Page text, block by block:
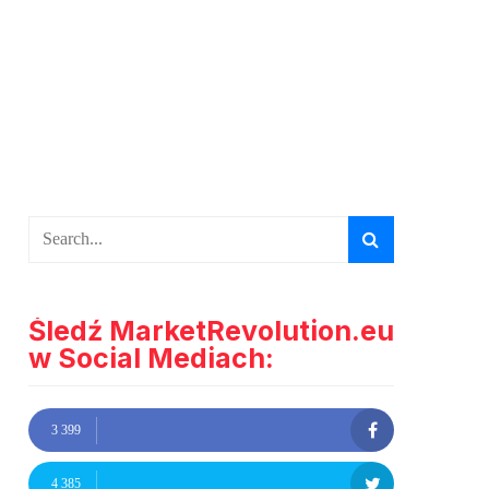
Śledź MarketRevolution.eu
w Social Mediach:
3 399
4 385